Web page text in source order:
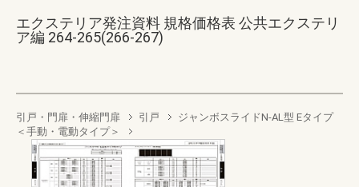
エクステリア発注資料 規格価格表 公共エクステリ
ア編 264-265(266-267)
引戸・門扉・伸縮門扉 引戸
ジャンボスライドN-AL型 Eタイプ
＜手動・電動タイプ＞